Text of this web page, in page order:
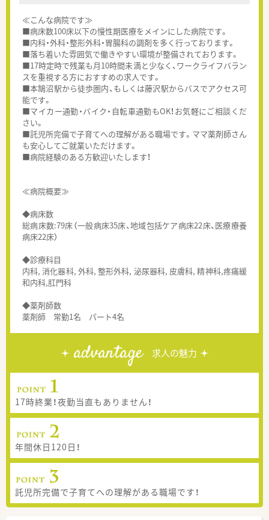
≪こんな病院です≫
■病床数100床以下の慢性期医療をメインにした病院です。
■内科・外科・整形外科・胃腸科の調剤を多く行っております。
■落ち着いた雰囲気で働きやすい環境が整備されております。
■17時定時で残業も月10時間未満と少なく、ワークライフバラン
スを重視する方におすすめの求人です。
■本鵠沼駅から徒歩圏内、もしくは藤沢駅からバスでアクセス可
能です。
■マイカー通勤・バイク・自転車通勤もOK！お気軽にご相談くだ
さい。
■託児所完備で子育てへの理解がある職場です。ママ薬剤師さん
も安心してご就業いただけます。
■病院経験のある方歓迎いたします！
≪病院概要≫
◆病床数
総病床数:79床（一般病床35床、地域包括ケア病床22床、医療療養
病床22床）
◆診療科目
内科, 消化器科, 外科, 整形外科, 泌尿器科, 皮膚科, 精神科,疼痛緩
和内科,肛門科
◆薬剤師数
薬剤師 常勤1名 パート4名
advantage 求人の魅力
17時終業！夜勤当直もありません！
年間休日120日！
託児所完備で子育てへの理解がある職場です！